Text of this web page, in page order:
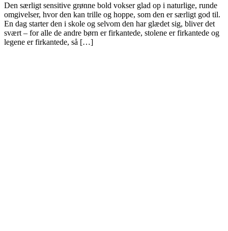
Den særligt sensitive grønne bold vokser glad op i naturlige, runde
omgivelser, hvor den kan trille og hoppe, som den er særligt god til.
En dag starter den i skole og selvom den har glædet sig, bliver det
svært – for alle de andre børn er firkantede, stolene er firkantede og
legene er firkantede, så […]